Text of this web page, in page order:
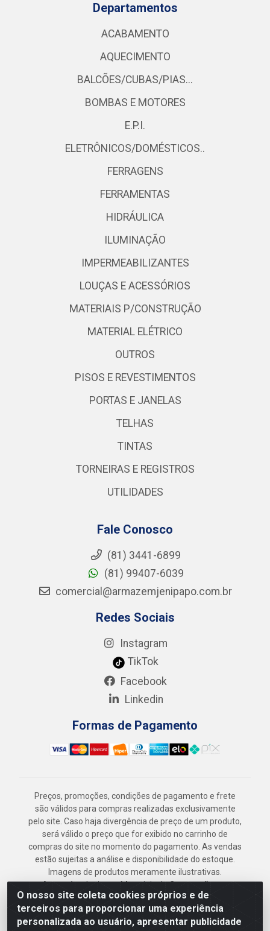
O nosso site coleta cookies próprios e de
terceiros para proporcionar uma experiência
personalizada ao usuário, apresentar publicidade
Departamentos
ACABAMENTO
AQUECIMENTO
BALCÕES/CUBAS/PIAS...
BOMBAS E MOTORES
E.P.I.
ELETRÔNICOS/DOMÉSTICOS..
FERRAGENS
FERRAMENTAS
HIDRÁULICA
ILUMINAÇÃO
IMPERMEABILIZANTES
LOUÇAS E ACESSÓRIOS
MATERIAIS P/CONSTRUÇÃO
MATERIAL ELÉTRICO
OUTROS
PISOS E REVESTIMENTOS
PORTAS E JANELAS
TELHAS
TINTAS
TORNEIRAS E REGISTROS
UTILIDADES
Fale Conosco
(81) 3441-6899
(81) 99407-6039
comercial@armazemjenipapo.com.br
Redes Sociais
Instagram
TikTok
Facebook
Linkedin
Formas de Pagamento
Preços, promoções, condições de pagamento e frete
são válidos para compras realizadas exclusivamente
pelo site. Caso haja divergência de preço de um produto,
será válido o preço que for exibido no carrinho de
compras do site no momento do pagamento. As vendas
estão sujeitas a análise e disponibilidade do estoque.
Imagens de produtos meramente ilustrativas.
Armazém Jenipapo Materiais de Construção em
Geral LTDA - Rua das Flores, 2691 - Guabiraba,
Recife/PE - CEP 52.291-630 - CNPJ
41.097.379/0001-